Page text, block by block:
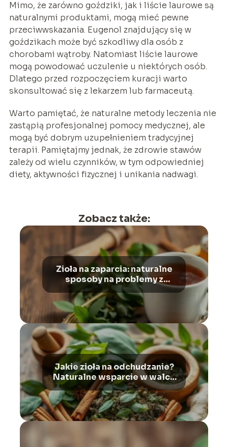
Mimo, że zarówno goździki, jak i liście laurowe są
naturalnymi produktami, mogą mieć pewne
przeciwwskazania. Eugenol znajdujący się w
goździkach może być szkodliwy dla osób z
chorobami wątroby. Natomiast liście laurowe
mogą powodować uczulenie u niektórych osób.
Dlatego przed rozpoczęciem kuracji warto
skonsultować się z lekarzem lub farmaceutą.
Warto pamiętać, że naturalne metody leczenia nie
zastąpią profesjonalnej pomocy medycznej, ale
mogą być dobrym uzupełnieniem tradycyjnej
terapii. Pamiętajmy jednak, że zdrowie stawów
zależy od wielu czynników, w tym odpowiedniej
diety, aktywności fizycznej i unikania nadwagi.
Zobacz także:
Zioła na zaparcia: naturalne
sposoby na problemy z
wypróżnianiem i wzdęcia
Jakie zioła na odchudzanie?
Naturalne wsparcie w walce
z nadwagą i otyłością